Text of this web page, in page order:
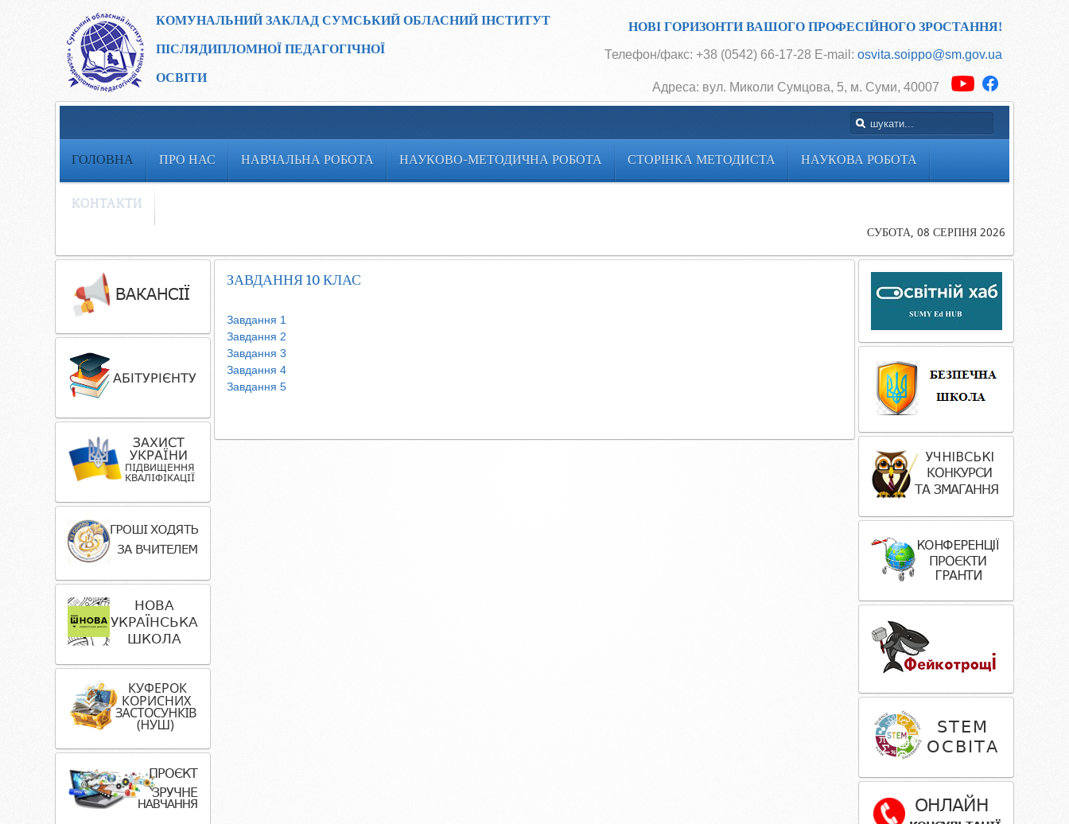
КОМУНАЛЬНИЙ ЗАКЛАД СУМСЬКИЙ ОБЛАСНИЙ ІНСТИТУТ
ПІСЛЯДИПЛОМНОЇ ПЕДАГОГІЧНОЇ
ОСВІТИ
НОВІ ГОРИЗОНТИ ВАШОГО ПРОФЕСІЙНОГО ЗРОСТАННЯ!
Телефон/факс: +38 (0542) 66-17-28 E-mail: osvita.soippo@sm.gov.ua
Адреса: вул. Миколи Сумцова, 5, м. Суми, 40007
ГОЛОВНА ПРО НАС НАВЧАЛЬНА РОБОТА НАУКОВО-МЕТОДИЧНА РОБОТА СТОРІНКА МЕТОДИСТА НАУКОВА РОБОТА
КОНТАКТИ
СУБОТА, 08 СЕРПНЯ 2026
ЗАВДАННЯ 10 КЛАС
Завдання 1
Завдання 2
Завдання 3
Завдання 4
Завдання 5